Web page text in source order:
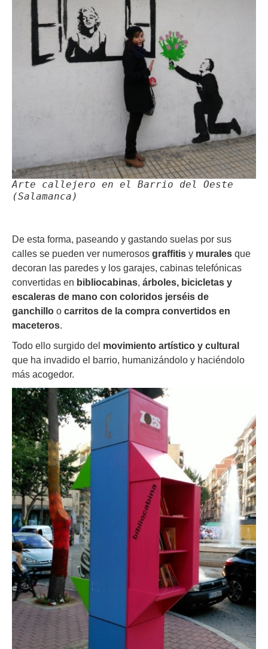
Arte callejero en el Barrio del Oeste
(Salamanca)
De esta forma, paseando y gastando suelas por sus
calles se pueden ver numerosos graffitis y murales que
decoran las paredes y los garajes, cabinas telefónicas
convertidas en bibliocabinas, árboles, bicicletas y
escaleras de mano con coloridos jerséis de
ganchillo o carritos de la compra convertidos en
maceteros.
Todo ello surgido del movimiento artístico y cultural
que ha invadido el barrio, humanizándolo y haciéndolo
más acogedor.